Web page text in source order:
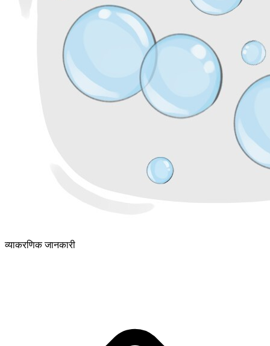
व्याकरणिक जानकारी